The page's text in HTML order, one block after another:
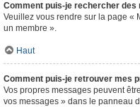
Comment puis-je rechercher des
Veuillez vous rendre sur la page «
un membre ».
Haut
Comment puis-je retrouver mes
Vos propres messages peuvent
vos messages » dans le panneau